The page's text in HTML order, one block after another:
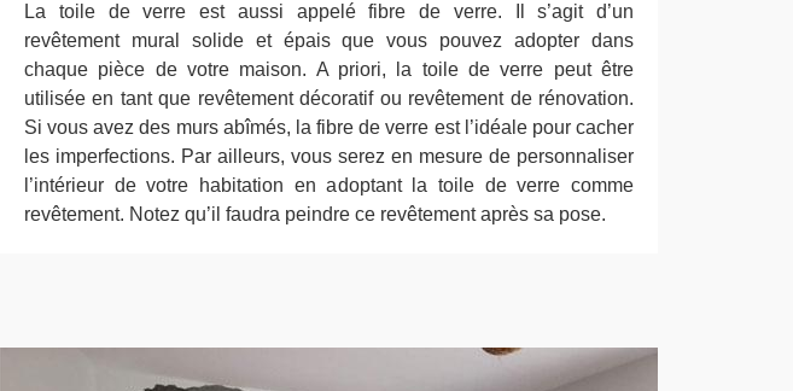
La toile de verre est aussi appelé fibre de verre. Il s’agit d’un
revêtement mural solide et épais que vous pouvez adopter dans
chaque pièce de votre maison. A priori, la toile de verre peut être
utilisée en tant que revêtement décoratif ou revêtement de rénovation.
Si vous avez des murs abîmés, la fibre de verre est l’idéale pour cacher
les imperfections. Par ailleurs, vous serez en mesure de personnaliser
l’intérieur de votre habitation en adoptant la toile de verre comme
revêtement. Notez qu’il faudra peindre ce revêtement après sa pose.